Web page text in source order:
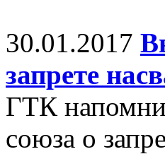
30.01.2017
запрете
ГТК
союза о